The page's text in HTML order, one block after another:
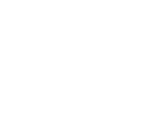
心いたしまし